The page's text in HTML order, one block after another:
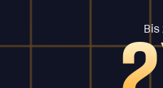
Bis